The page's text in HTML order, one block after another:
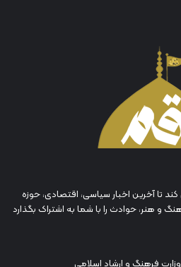
تا آخرین اخبار سیاسی، اقتصادی، حوزه
و هنر، حوادث را با شما به اشتراک بگذارد